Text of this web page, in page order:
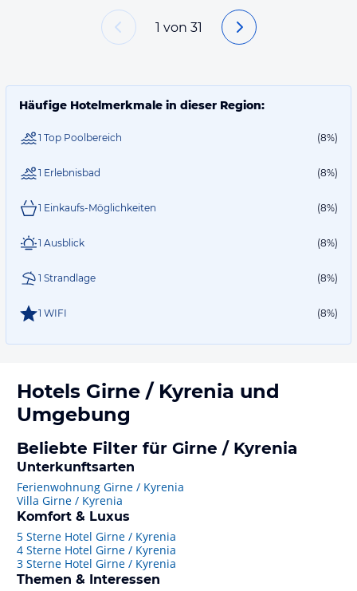
1 von 31
Häufige Hotelmerkmale in dieser Region:
1 Top Poolbereich (8%)
1 Erlebnisbad (8%)
1 Einkaufs-Möglichkeiten (8%)
1 Ausblick (8%)
1 Strandlage (8%)
1 WIFI (8%)
Hotels Girne / Kyrenia und
Umgebung
Beliebte Filter für Girne / Kyrenia
Unterkunftsarten
Ferienwohnung Girne / Kyrenia
Villa Girne / Kyrenia
Komfort & Luxus
5 Sterne Hotel Girne / Kyrenia
4 Sterne Hotel Girne / Kyrenia
3 Sterne Hotel Girne / Kyrenia
Themen & Interessen